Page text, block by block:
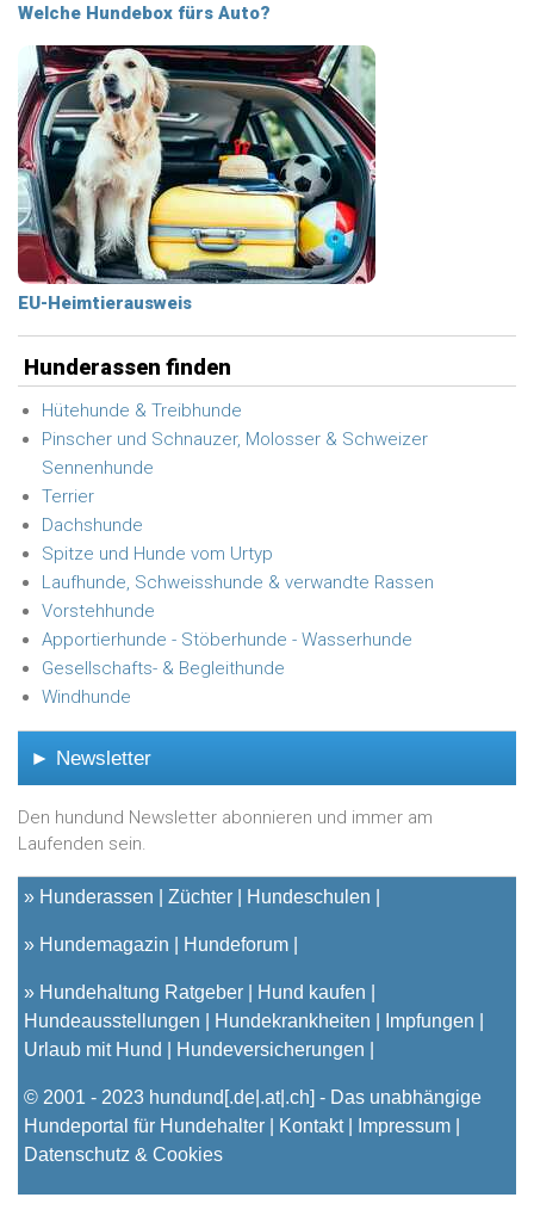
Welche Hundebox fürs Auto?
EU-Heimtierausweis
Hunderassen finden
Hütehunde & Treibhunde
Pinscher und Schnauzer, Molosser & Schweizer
Sennenhunde
Terrier
Dachshunde
Spitze und Hunde vom Urtyp
Laufhunde, Schweisshunde & verwandte Rassen
Vorstehhunde
Apportierhunde - Stöberhunde - Wasserhunde
Gesellschafts- & Begleithunde
Windhunde
► Newsletter
Den hundund Newsletter abonnieren und immer am
Laufenden sein.
» Hunderassen Züchter Hundeschulen
» Hundemagazin Hundeforum
» Hundehaltung Ratgeber
Hund kaufen
Hundeausstellungen
Hundekrankheiten
Impfungen
Urlaub mit Hund
Hundeversicherungen
© 2001 - 2023 hundund [.de|.at|.ch] - Das unabhängige
Hundeportal für Hundehalter |
Kontakt| Impressum
Datenschutz & Cookies